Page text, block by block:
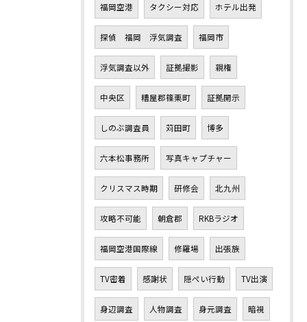
福岡空港 タクシー対応 ホテル出発
探偵 福岡 浮気調査 福岡市
浮気調査以外 証拠撮影 親権
中央区 糟屋郡篠栗町 証拠開示
しのぶ調査員 苅田町 博多
六本松事務所 写真キャプチャー
クリスマス時期 研修会 北九州
攻略不可能 朝倉郡 RKBラジオ
福岡空港国際線 修羅場 出張族
TV密着 感謝状 隠ぺい行動 TV出演
身辺調査 人物調査 身元調査 暗視